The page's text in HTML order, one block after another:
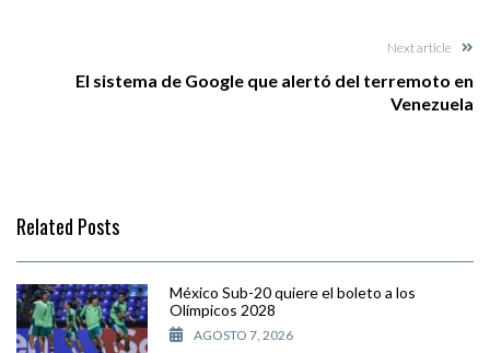
Next article
El sistema de Google que alertó del terremoto en
Venezuela
Related Posts
México Sub-20 quiere el boleto a los
Olímpicos 2028
AGOSTO 7, 2026